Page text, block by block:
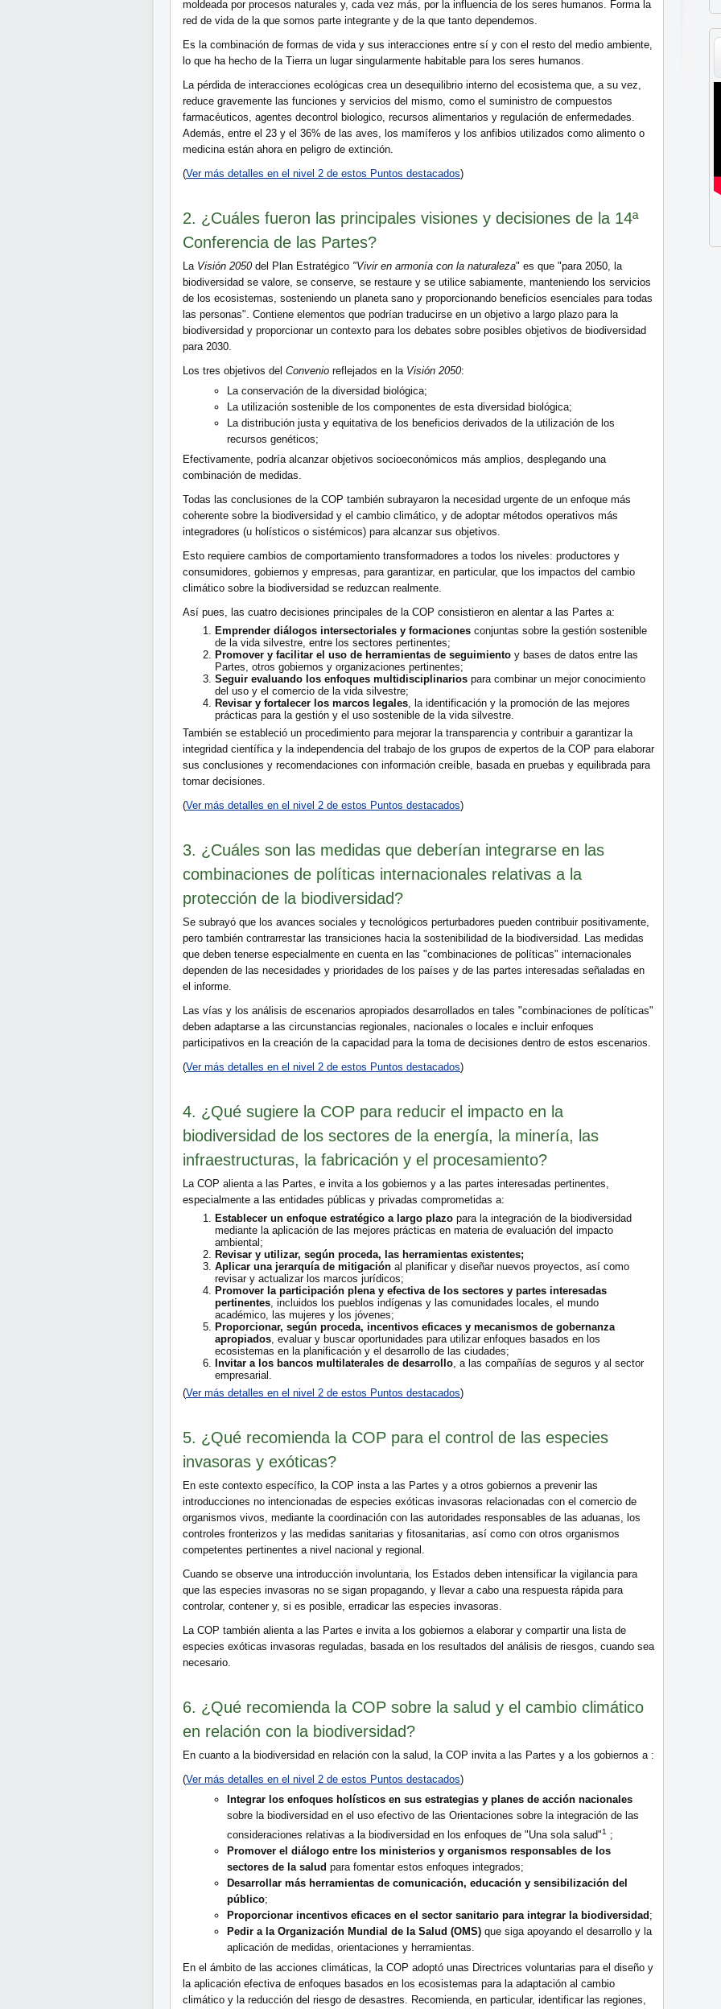
moldeada por procesos naturales y, cada vez más, por la influencia de los seres humanos. Forma la
red de vida de la que somos parte integrante y de la que tanto dependemos.
Es la combinación de formas de vida y sus interacciones entre sí y con el resto del medio ambiente,
lo que ha hecho de la Tierra un lugar singularmente habitable para los seres humanos.
La pérdida de interacciones ecológicas crea un desequilibrio interno del ecosistema que, a su vez,
reduce gravemente las funciones y servicios del mismo, como el suministro de compuestos
farmacéuticos, agentes decontrol biologico, recursos alimentarios y regulación de enfermedades.
Además, entre el 23 y el 36% de las aves, los mamíferos y los anfibios utilizados como alimento o
medicina están ahora en peligro de extinción.
(Ver más detalles en el nivel 2 de estos Puntos destacados)
2. ¿Cuáles fueron las principales visiones y decisiones de la 14ª
Conferencia de las Partes?
La Visión 2050del Plan Estratégico "Vivir en armonía con la naturaleza" es que "para 2050, la
biodiversidad se valore, se conserve, se restaure y se utilice sabiamente, manteniendo los servicios
de los ecosistemas, sosteniendo un planeta sano y proporcionando beneficios esenciales para todas
las personas". Contiene elementos que podrían traducirse en un objetivo a largo plazo para la
biodiversidad y proporcionar un contexto para los debates sobre posibles objetivos de biodiversidad
para 2030.
Los tres objetivos del Convenio reflejados en la Visión 2050:
La conservación de la diversidad biológica;
La utilización sostenible de los componentes de esta diversidad biológica;
La distribución justa y equitativa de los beneficios derivados de la utilización de los
recursos genéticos;
Efectivamente, podría alcanzar objetivos socioeconómicos más amplios, desplegando una
combinación de medidas.
Todas las conclusiones de la COP también subrayaron la necesidad urgente de un enfoque más
coherente sobre la biodiversidad y el cambio climático, y de adoptar métodos operativos más
integradores (u holísticos o sistémicos) para alcanzar sus objetivos.
Esto requiere cambios de comportamiento transformadores a todos los niveles: productores y
consumidores, gobiernos y empresas, para garantizar, en particular, que los impactos del cambio
climático sobre la biodiversidad se reduzcan realmente.
Así pues, las cuatro decisiones principales de la COP consistieron en alentar a las Partes a:
Emprender diálogos intersectoriales y formaciones conjuntas sobre la gestión sostenible
de la vida silvestre, entre los sectores pertinentes;
Promover y facilitar el uso de herramientas de seguimiento y bases de datos entre las
Partes, otros gobiernos y organizaciones pertinentes;
Seguir evaluando los enfoques multidisciplinarios para combinar un mejor conocimiento
del uso y el comercio de la vida silvestre;
Revisar y fortalecer los marcos legales, la identificación y la promoción de las mejores
prácticas para la gestión y el uso sostenible de la vida silvestre.
También se estableció un procedimiento para mejorar la transparencia y contribuir a garantizar la
integridad científica y la independencia del trabajo de los grupos de expertos de la COP para elaborar
sus conclusiones y recomendaciones con información creíble, basada en pruebas y equilibrada para
tomar decisiones.
(Ver más detalles en el nivel 2 de estos Puntos destacados)
3. ¿Cuáles son las medidas que deberían integrarse en las
combinaciones de políticas internacionales relativas a la
protección de la biodiversidad?
Se subrayó que los avances sociales y tecnológicos perturbadores pueden contribuir positivamente,
pero también contrarrestar las transiciones hacia la sostenibilidad de la biodiversidad. Las medidas
que deben tenerse especialmente en cuenta en las "combinaciones de políticas" internacionales
dependen de las necesidades y prioridades de los países y de las partes interesadas señaladas en
el informe.
Las vías y los análisis de escenarios apropiados desarrollados en tales "combinaciones de políticas"
deben adaptarse a las circunstancias regionales, nacionales o locales e incluir enfoques
participativos en la creación de la capacidad para la toma de decisiones dentro de estos escenarios.
(Ver más detalles en el nivel 2 de estos Puntos destacados)
4. ¿Qué sugiere la COP para reducir el impacto en la
biodiversidad de los sectores de la energía, la minería, las
infraestructuras, la fabricación y el procesamiento?
La COP alienta a las Partes, e invita a los gobiernos y a las partes interesadas pertinentes,
especialmente a las entidades públicas y privadas comprometidas a:
Establecer un enfoque estratégico a largo plazo para la integración de la biodiversidad
mediante la aplicación de las mejores prácticas en materia de evaluación del impacto
ambiental;
Revisar y utilizar, según proceda, las herramientas existentes;
Aplicar una jerarquía de mitigación al planificar y diseñar nuevos proyectos, así como
revisar y actualizar los marcos jurídicos;
Promover la participación plena y efectiva de los sectores y partes interesadas
pertinentes, incluidos los pueblos indígenas y las comunidades locales, el mundo
académico, las mujeres y los jóvenes;
Proporcionar, según proceda, incentivos eficaces y mecanismos de gobernanza
apropiados, evaluar y buscar oportunidades para utilizar enfoques basados en los
ecosistemas en la planificación y el desarrollo de las ciudades;
Invitar a los bancos multilaterales de desarrollo, a las compañías de seguros y al sector
empresarial.
(Ver más detalles en el nivel 2 de estos Puntos destacados)
5. ¿Qué recomienda la COP para el control de las especies
invasoras y exóticas?
En este contexto específico, la COP insta a las Partes y a otros gobiernos a prevenir las
introducciones no intencionadas de especies exóticas invasoras relacionadas con el comercio de
organismos vivos, mediante la coordinación con las autoridades responsables de las aduanas, los
controles fronterizos y las medidas sanitarias y fitosanitarias, así como con otros organismos
competentes pertinentes a nivel nacional y regional.
Cuando se observe una introducción involuntaria, los Estados deben intensificar la vigilancia para
que las especies invasoras no se sigan propagando, y llevar a cabo una respuesta rápida para
controlar, contener y, si es posible, erradicar las especies invasoras.
La COP también alienta a las Partes e invita a los gobiernos a elaborar y compartir una lista de
especies exóticas invasoras reguladas, basada en los resultados del análisis de riesgos, cuando sea
necesario.
6. ¿Qué recomienda la COP sobre la salud y el cambio climático
en relación con la biodiversidad?
En cuanto a la biodiversidad en relación con la salud, la COP invita a las Partes y a los gobiernos a :
(Ver más detalles en el nivel 2 de estos Puntos destacados)
Integrar los enfoques holísticos en sus estrategias y planes de acción nacionales
sobre la biodiversidad en el uso efectivo de las Orientaciones sobre la integración de las
consideraciones relativas a la biodiversidad en los enfoques de "Una sola salud"1
;
Promover el diálogo entre los ministerios y organismos responsables de los
sectores de la salud para fomentar estos enfoques integrados;
Desarrollar más herramientas de comunicación, educación y sensibilización del
público;
Proporcionar incentivos eficaces en el sector sanitario para integrar la biodiversidad ;
Pedir a la Organización Mundial de la Salud (OMS) que siga apoyando el desarrollo y la
aplicación de medidas, orientaciones y herramientas.
En el ámbito de las acciones climáticas, la COP adoptó unas Directrices voluntarias para el diseño y
la aplicación efectiva de enfoques basados en los ecosistemas para la adaptación al cambio
climático y la reducción del riesgo de desastres. Recomienda, en particular, identificar las regiones,